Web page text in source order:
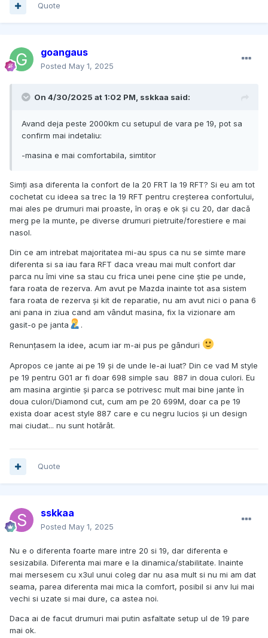
Quote
goangaus
Posted May 1, 2025
On 4/30/2025 at 1:02 PM, sskkaa said:
Avand deja peste 2000km cu setupul de vara pe 19, pot sa
confirm mai indetaliu:
-masina e mai comfortabila, simtitor
Simți asa diferenta la confort de la 20 FRT la 19 RFT? Si eu am tot
cochetat cu ideea sa trec la 19 RFT pentru creșterea confortului,
mai ales pe drumuri mai proaste, în oraș e ok și cu 20, dar dacă
merg pe la munte, pe diverse drumuri pietruite/forestiere e mai
nasol.
Din ce am intrebat majoritatea mi-au spus ca nu se simte mare
diferenta si sa iau fara RFT daca vreau mai mult confort dar
parca nu îmi vine sa stau cu frica unei pene cine știe pe unde,
fara roata de rezerva. Am avut pe Mazda inainte tot asa sistem
fara roata de rezerva și kit de reparatie, nu am avut nici o pana 6
ani pana in ziua cand am vândut masina, fix la vizionare am
gasit-o pe janta
.
Renunțasem la idee, acum iar m-ai pus pe gânduri
Apropos ce jante ai pe 19 și de unde le-ai luat? Din ce vad M style
pe 19 pentru G01 ar fi doar 698 simple sau 887 in doua culori. Eu
am masina argintie și parca se potrivesc mult mai bine jante în
doua culori/Diamond cut, cum am pe 20 699M, doar ca pe 19
exista doar acest style 887 care e cu negru lucios și un design
mai ciudat... nu sunt hotărât.
Quote
sskkaa
Posted May 1, 2025
Nu e o diferenta foarte mare intre 20 si 19, dar diferenta e
sesizabila. Diferenta mai mare e la dinamica/stabilitate. Inainte
mai mersesem cu x3ul unui coleg dar nu asa mult si nu mi am dat
seama, parea diferenta mai mica la comfort, posibil si anv lui mai
vechi si uzate si mai dure, ca astea noi.
Daca ai de facut drumuri mai putin asfaltate setup ul de 19 pare
mai ok.